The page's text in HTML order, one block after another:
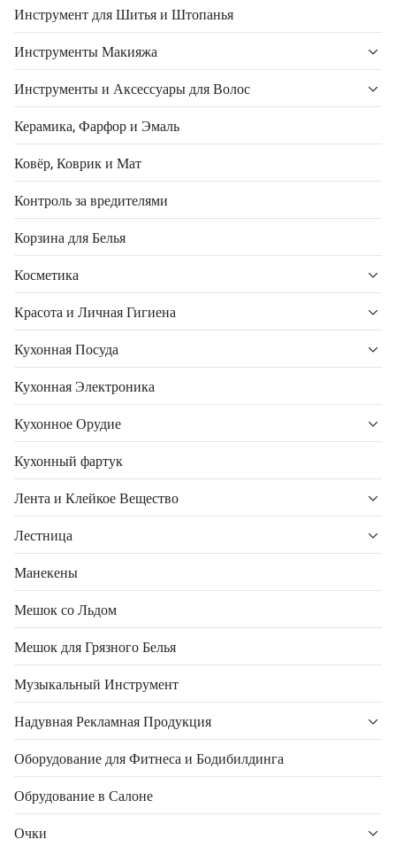
Инструмент для Шитья и Штопанья
Инструменты Макияжа
Инструменты и Аксессуары для Волос
Керамика, Фарфор и Эмаль
Ковёр, Коврик и Мат
Контроль за вредителями
Корзина для Белья
Косметика
Красота и Личная Гигиена
Кухонная Посуда
Кухонная Электроника
Кухонное Орудие
Кухонный фартук
Лента и Клейкое Вещество
Лестница
Манекены
Мешок со Льдом
Мешок для Грязного Белья
Музыкальный Инструмент
Надувная Рекламная Продукция
Оборудование для Фитнеса и Бодибилдинга
Обрудование в Салоне
Очки